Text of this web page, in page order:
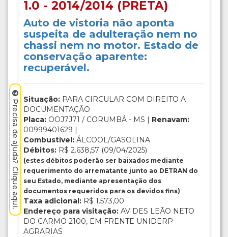
1.0 - 2014/2014 (PRETA)
Auto de vistoria não aponta
suspeita de adulteração nem no
chassi nem no motor. Estado de
conservação aparente:
recuperável.
Situação: PARA CIRCULAR COM DIREITO A
DOCUMENTAÇÃO
Placa: OOJ7J71 / CORUMBÁ - MS | Renavam:
00999401629 |
Combustível: ÁLCOOL/GASOLINA
Débitos: R$ 2.638,57 (09/04/2025)
(estes débitos poderão ser baixados mediante
requerimento do arrematante junto ao DETRAN do
seu Estado, mediante apresentação dos
documentos requeridos para os devidos fins)
Taxa adicional: R$ 1.573,00
Endereço para visitação: AV DES LEÃO NETO
DO CARMO 2100, EM FRENTE UNIDERP
AGRARIAS
Precisa de ajuda? Clique aqui.